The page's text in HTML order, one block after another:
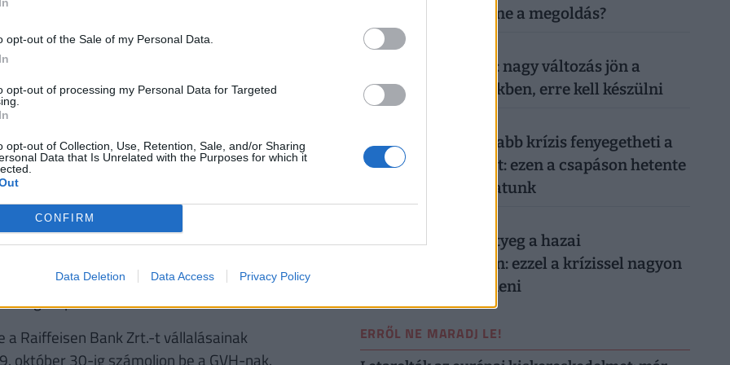
opt-out of the Sale of my Personal Data.
opt-out of processing my Personal Data for Targeted
opt-out of Collection, Use, Retention, Sale, and/or Sharing
Data that Is Unrelated with the Purposes for which it
CONFIRM
Data Deletion Data Access Privacy Policy
érintett személyeket írásban közvetlenül
időszak biztosításával. (Az előtörlesztés
ezek listája a GVH határozatában a
http://www.gvh.hu/gvh/alpha?
részére történő hátrányos változtatása
napra megemeli.
során az ügyfél kötelezettséget vállal arra,
hozza e törvény rendelkezéseivel, és a
GVH végzéssel - az eljárás egyidejű
anélkül, hogy a végzésben a
megállapítaná.
Raiffeisen Bank Zrt.-t vállalásainak
október 30-ig számoljon be a GVH-nak.
megszüntetése lenne a megoldás?
2026. augusztus 7.
Döntött a kormány: nagy változás jön a
háziorvosi rendelőkben, erre kell készülni
Hiába a jó hírek, újabb krízis fenyegetheti a
magyar gazdaságot: ezen a csapáson hetente
milliárdokat bukhatunk
Időzített bomba ketyeg a hazai
nyugdíjrendszerben: ezzel a krízissel nagyon
nehéz lesz mit kezdeni
ERRŐL NE MARADJ LE!